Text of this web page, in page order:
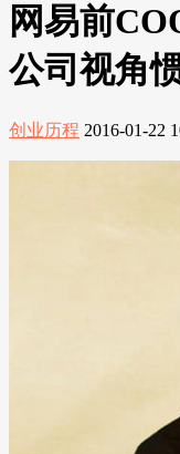
网易前
公司视角
创业历程 2016-01-22